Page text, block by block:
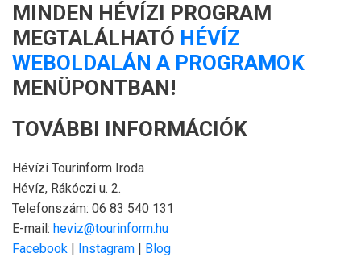
MINDEN HÉVÍZI PROGRAM
MEGTALÁLHATÓ HÉVÍZ
WEBOLDALÁN A PROGRAMOK
MENÜPONTBAN!
TOVÁBBI INFORMÁCIÓK
Hévízi Tourinform Iroda
Hévíz, Rákóczi u. 2.
Telefonszám: 06 83 540 131
E-mail: heviz@tourinform.hu
Facebook | Instagram | Blog